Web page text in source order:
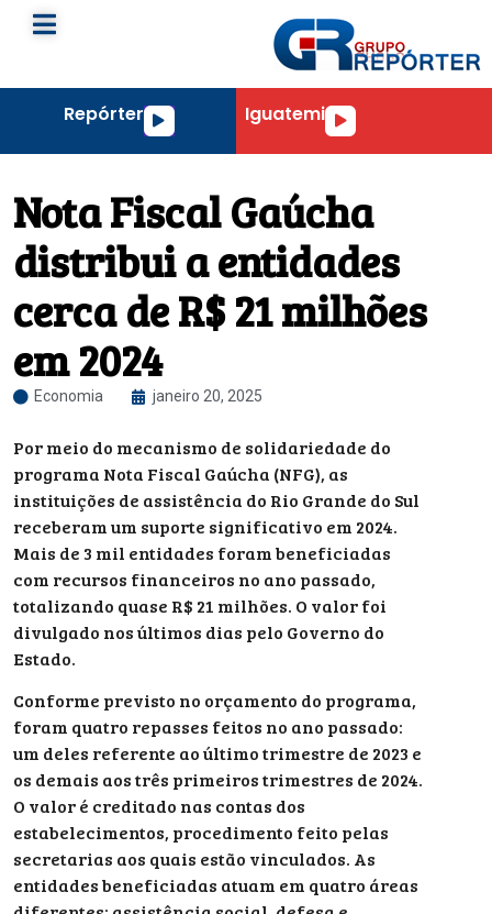
RepórterTocador
IguatemiTocador
Nota Fiscal Gaúcha
distribui a entidades
cerca de R$ 21 milhões
em 2024
Economia janeiro 20, 2025
Por meio do mecanismo de solidariedade do
programa Nota Fiscal Gaúcha (NFG), as
instituições de assistência do Rio Grande do Sul
receberam um suporte significativo em 2024.
Mais de 3 mil entidades foram beneficiadas
com recursos financeiros no ano passado,
totalizando quase R$ 21 milhões. O valor foi
divulgado nos últimos dias pelo Governo do
Estado.
Conforme previsto no orçamento do programa,
foram quatro repasses feitos no ano passado:
um deles referente ao último trimestre de 2023 e
os demais aos três primeiros trimestres de 2024.
O valor é creditado nas contas dos
estabelecimentos, procedimento feito pelas
secretarias aos quais estão vinculados. As
entidades beneficiadas atuam em quatro áreas